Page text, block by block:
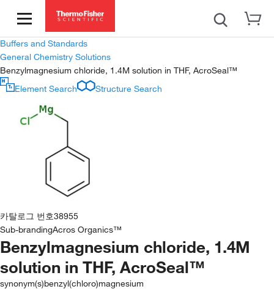
Buffers and Standards
General Chemistry Solutions
Benzylmagnesium chloride, 1.4M solution in THF, AcroSeal™
Element Search
Structure Search
카탈로그 번호38955
Sub-brandingAcros Organics™
Benzylmagnesium chloride, 1.4M
solution in THF, AcroSeal™
synonym(s)benzyl(chloro)magnesium